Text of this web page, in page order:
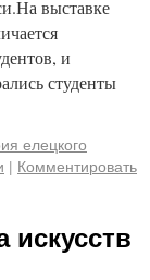
выставке
и
студенты
елецкого
| Комментировать